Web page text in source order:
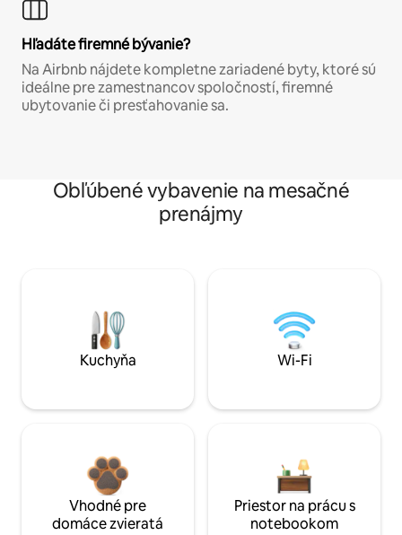
Hľadáte firemné bývanie?
Na Airbnb nájdete kompletne zariadené byty, ktoré sú
ideálne pre zamestnancov spoločností, firemné
ubytovanie či presťahovanie sa.
Obľúbené vybavenie na mesačné
prenájmy
Kuchyňa Wi-Fi
Vhodné pre
domáce zvieratá
Priestor na prácu s
notebookom